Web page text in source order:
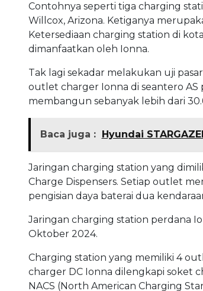
Contohnya seperti tiga charging
Willcox, Arizona. Ketiganya
Ketersediaan charging station di
dimanfaatkan oleh Ionna.
Tak lagi sekadar melakukan uji
outlet charger Ionna di seantero
membangun sebanyak lebih dari
Baca juga : Hyundai
Jaringan charging station yang
Charge Dispensers. Setiap outlet
pengisian daya baterai dua
Jaringan charging station perdana
Oktober 2024.
Charging station yang memiliki 4
charger DC Ionna dilengkapi soket
NACS (North American Charging